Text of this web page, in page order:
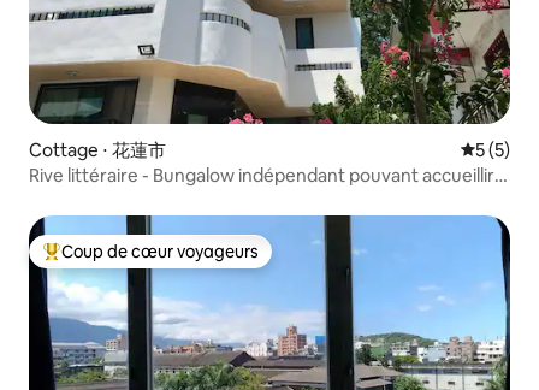
Cottage ⋅ 花蓮市
5 (5)
Rive littéraire - Bungalow indépendant pouvant accueillir 2
mer / Environnement calme / Transport pratique
Coups de cœur voyageurs les plus appréciés
Coup de cœur voyageurs